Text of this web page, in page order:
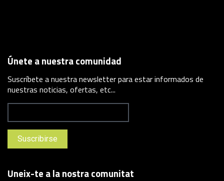
Únete a nuestra comunidad
Suscríbete a nuestra newsletter para estar informados de
nuestras noticias, ofertas, etc...
Uneix-te a la nostra comunitat